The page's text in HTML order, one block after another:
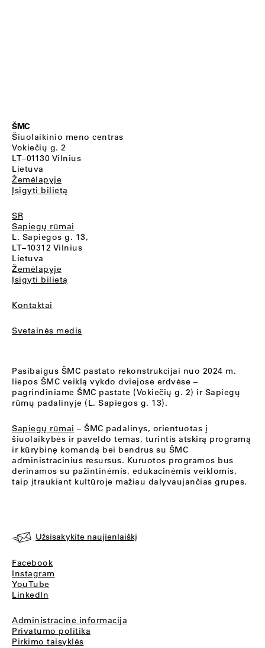
ŠMC
Šiuolaikinio meno centras
Vokiečių g. 2
LT–01130 Vilnius
Lietuva
Žemėlapyje
Įsigyti bilietą
SR
Sapiegų rūmai
L. Sapiegos g. 13,
LT–10312 Vilnius
Lietuva
Žemėlapyje
Įsigyti bilietą
Kontaktai
Svetainės medis
Pasibaigus ŠMC pastato rekonstrukcijai nuo 2024 m.
liepos ŠMC veiklą vykdo dviejose erdvėse –
pagrindiniame ŠMC pastate (Vokiečių g. 2) ir Sapiegų
rūmų padalinyje (L. Sapiegos g. 13).
Sapiegų rūmai – ŠMC padalinys, orientuotas į
šiuolaikybės ir paveldo temas, turintis atskirą programą
ir kūrybinę komandą bei bendrus su ŠMC
administracinius resursus. Kuruotos programos bus
derinamos su pažintinėmis, edukacinėmis veiklomis,
taip įtraukiant kultūroje mažiau dalyvaujančias grupes.
Užsisakykite naujienlaiškį
Facebook
Instagram
YouTube
LinkedIn
Administracinė informacija
Privatumo politika
Pirkimo taisyklės